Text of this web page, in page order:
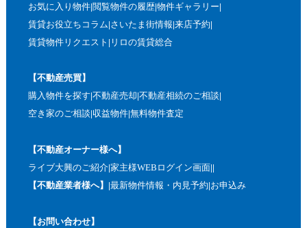
お気に入り物件 閲覧物件の履歴 物件ギャラリー
賃貸お役立ちコラム さいたま街情報 来店予約
賃貸物件リクエスト リロの賃貸総合
【不動産売買】
購入物件を探す 不動産売却 不動産相続のご相談
空き家のご相談 収益物件 無料物件査定
【不動産オーナー様へ】
ライブ大興のご紹介 家主様WEBログイン画面
【不動産業者様へ】
最新物件情報・内見予約 お申込み
【お問い合わせ】